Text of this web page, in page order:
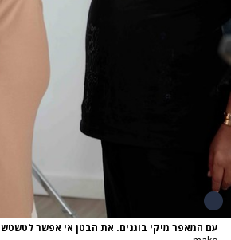
עם המאפר מיקי בוגנים. את הבטן אי אפשר לטשטש